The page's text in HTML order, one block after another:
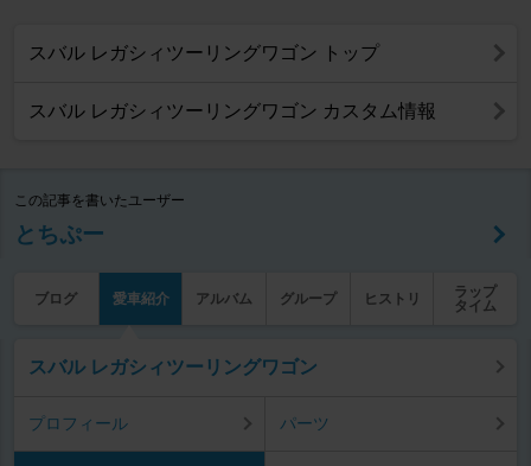
スバル レガシィツーリングワゴン トップ
スバル レガシィツーリングワゴン カスタム情報
この記事を書いたユーザー
とちぷー
ブログ 愛車紹介 アルバム グループ ヒストリ
ラップ
タイム
スバル レガシィツーリングワゴン
プロフィール パーツ